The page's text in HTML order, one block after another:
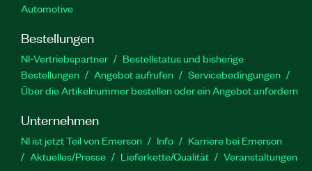
Automotive
Bestellungen
NI-Vertriebspartner
Bestellstatus und bisherige
Bestellungen
Angebot aufrufen
Servicebedingungen
Über die Artikelnummer bestellen oder ein Angebot anfordern
Unternehmen
NI ist jetzt Teil von Emerson Info
Karriere bei Emerson
Aktuelles/Presse
Lieferkette/Qualität Veranstaltungen